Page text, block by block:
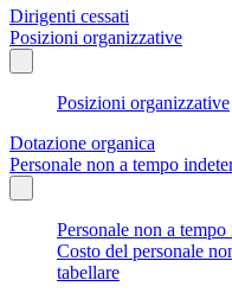
Dirigenti cessati
Posizioni organizzative
Posizioni organizzative
Dotazione organica
Personale non a tempo
Personale non a
Costo del personale
tabellare